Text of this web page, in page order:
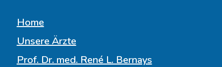
Home
Unsere Ärzte
Prof. Dr. med. René L. Bernays